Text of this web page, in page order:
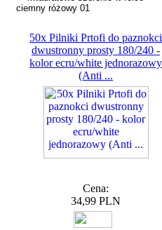
50x Pilniki Prtofi do paznokci
dwustronny prosty 180/240 -
kolor ecru/white jednorazowy
(Anti ...
Cena:
34,99 PLN